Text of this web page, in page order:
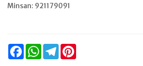
Minsan: 921179091
FacebookWhatsAppTelegram